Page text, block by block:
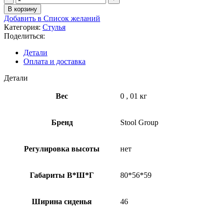
В корзину
Добавить в Список желаний
Категория: Стулья
Поделиться:
Детали
Оплата и доставка
Детали
Вес 0 , 01 кг
Бренд Stool Group
Регулировка высоты нет
Габариты В*Ш*Г 80*56*59
Ширина сиденья 46